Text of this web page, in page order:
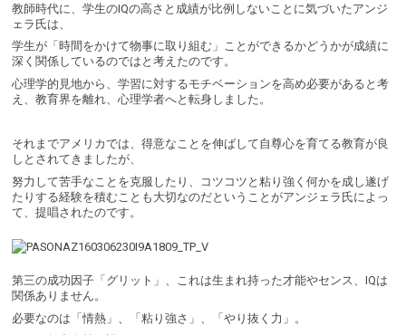
教師時代に、学生のIQの高さと成績が比例しないことに気づいたアンジ
ェラ氏は、
学生が「時間をかけて物事に取り組む」ことができるかどうかが成績に
深く関係しているのではと考えたのです。
心理学的見地から、学習に対するモチベーションを高め必要があると考
え、教育界を離れ、心理学者へと転身しました。
それまでアメリカでは、得意なことを伸ばして自尊心を育てる教育が良
しとされてきましたが、
努力して苦手なことを克服したり、コツコツと粘り強く何かを成し遂げ
たりする経験を積むことも大切なのだということがアンジェラ氏によっ
て、提唱されたのです。
第三の成功因子「グリット」、これは生まれ持った才能やセンス、IQは
関係ありません。
必要なのは「情熱」、「粘り強さ」、「やり抜く力」。